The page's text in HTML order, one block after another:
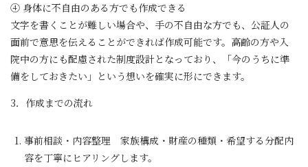
④ 身体に不自由のある方でも作成できる
文字を書くことが難しい場合や、手の不自由な方でも、公証人の
面前で意思を伝えることができれば作成可能です。高齢の方や入
院中の方にも配慮された制度設計となっており、「今のうちに準
備をしておきたい」という想いを確実に形にできます。
3．作成までの流れ
事前相談・内容整理 家族構成・財産の種類・希望する分配内
容を丁寧にヒアリングします。